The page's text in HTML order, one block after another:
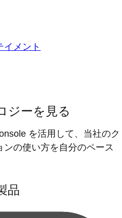
イメント
ジーを見る
を活用して、当社のク
の使い方を自分のペース
品